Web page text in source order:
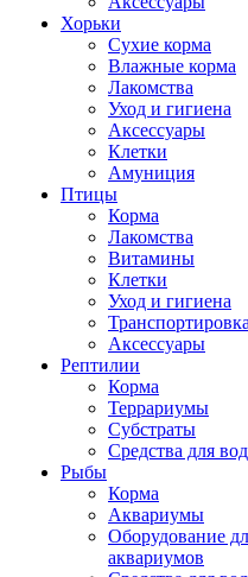
Хорьки
Сухие корма
Влажные корма
Лакомства
Уход и гигиена
Аксессуары
Клетки
Амуниция
Птицы
Корма
Лакомства
Витамины
Клетки
Уход и гигиена
Транспортировка
Аксессуары
Рептилии
Корма
Террариумы
Субстраты
Средства для
Рыбы
Корма
Аквариумы
Оборудование
аквариумов